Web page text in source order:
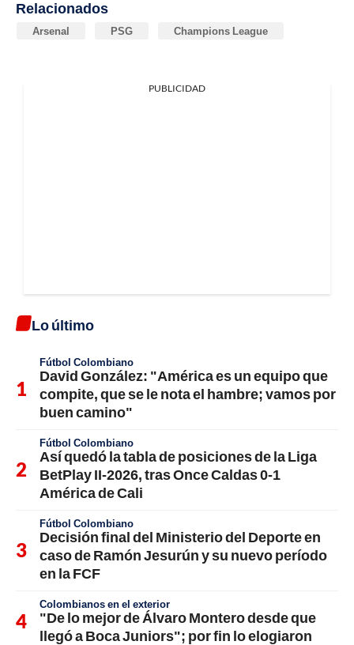
Relacionados
Arsenal PSG Champions League
PUBLICIDAD
Lo último
Fútbol Colombiano
David González: "América es un equipo que
compite, que se le nota el hambre; vamos por
buen camino"
Fútbol Colombiano
Así quedó la tabla de posiciones de la Liga
BetPlay II-2026, tras Once Caldas 0-1
América de Cali
Fútbol Colombiano
Decisión final del Ministerio del Deporte en
caso de Ramón Jesurún y su nuevo período
en la FCF
Colombianos en el exterior
"De lo mejor de Álvaro Montero desde que
llegó a Boca Juniors"; por fin lo elogiaron